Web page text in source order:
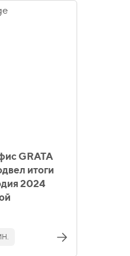
GRATA
итоги
2024